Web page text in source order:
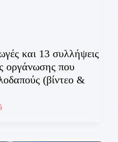
και 13 συλλήψεις
οργάνωσης που
(βίντεο &